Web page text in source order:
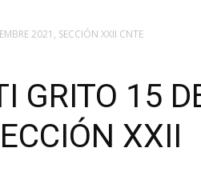
Comunicación
2021, SECCIÓN XXII CNTE
GRITO 15
XXII